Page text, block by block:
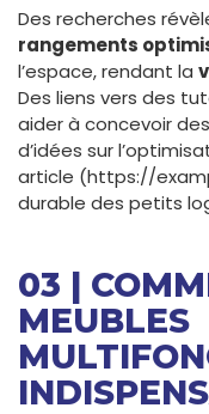
Des recherches
rangements
l’espace, rendant la
Des liens vers des
aider à concevoir des
d’idées sur
article (https://
durable des petits
03 |
MEUBLES